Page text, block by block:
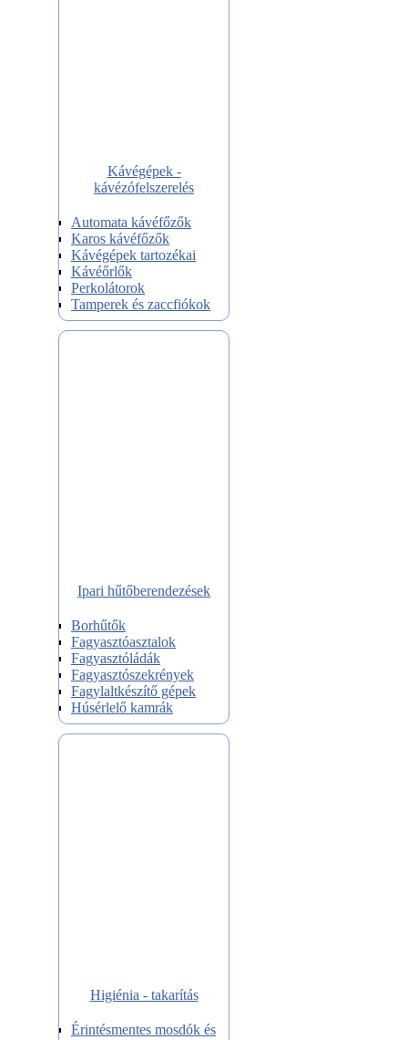
Kávégépek -
kávézófelszerelés
Automata kávéfőzők
Karos kávéfőzők
Kávégépek tartozékai
Kávéőrlők
Perkolátorok
Tamperek és zaccfiókok
Ipari hűtőberendezések
Borhűtők
Fagyasztóasztalok
Fagyasztóládák
Fagyasztószekrények
Fagylaltkészítő gépek
Húsérlelő kamrák
Higiénia - takarítás
Érintésmentes mosdók és